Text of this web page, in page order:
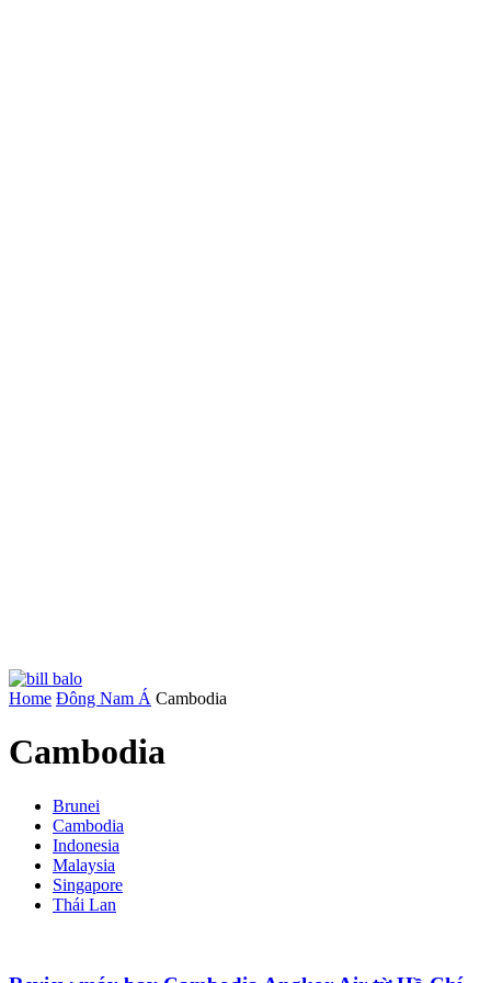
Home Đông Nam Á Cambodia
Cambodia
Brunei
Cambodia
Indonesia
Malaysia
Singapore
Thái Lan